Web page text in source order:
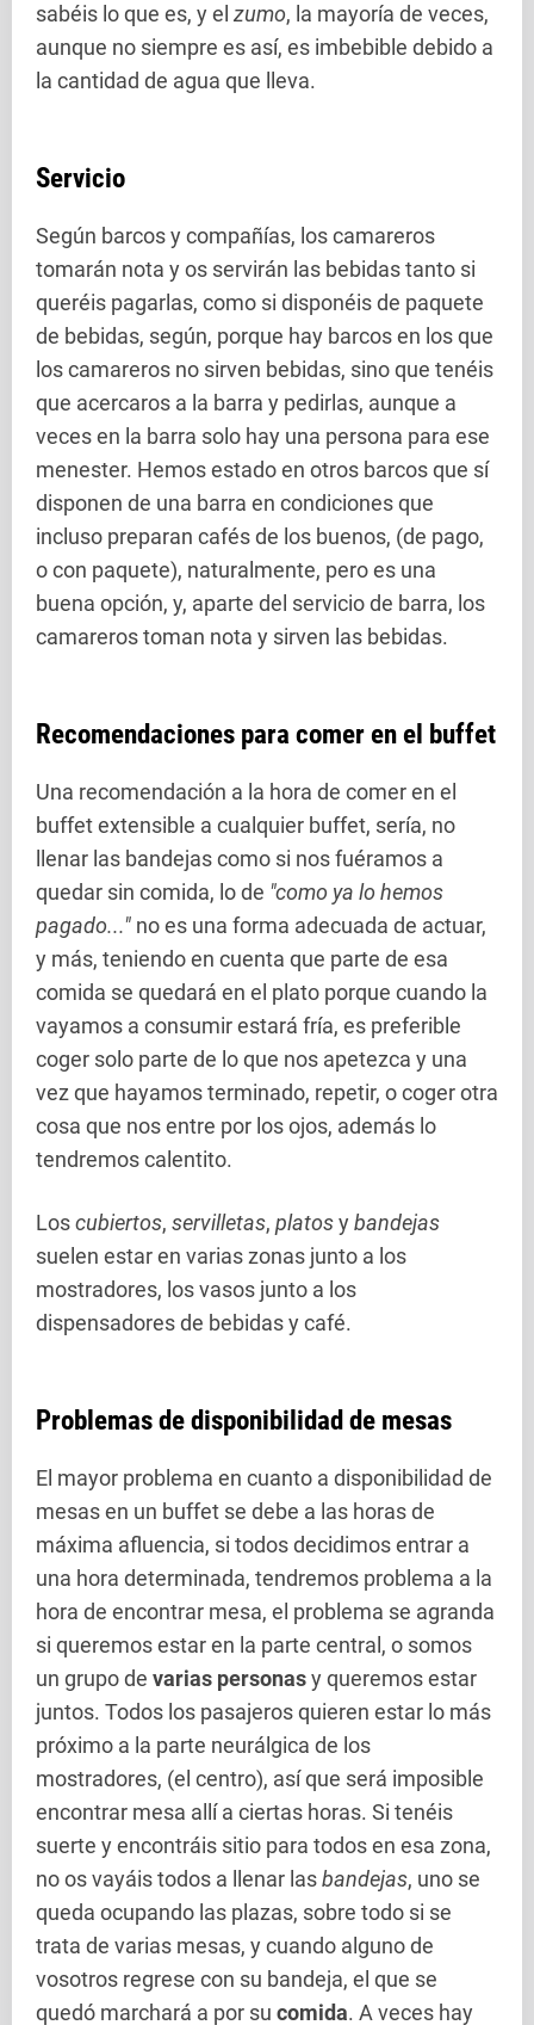
sabéis lo que es, y el zumo, la mayoría de veces,
aunque no siempre es así, es imbebible debido a
la cantidad de agua que lleva.
Servicio
Según barcos y compañías, los camareros
tomarán nota y os servirán las bebidas tanto si
queréis pagarlas, como si disponéis de paquete
de bebidas, según, porque hay barcos en los que
los camareros no sirven bebidas, sino que tenéis
que acercaros a la barra y pedirlas, aunque a
veces en la barra solo hay una persona para ese
menester. Hemos estado en otros barcos que sí
disponen de una barra en condiciones que
incluso preparan cafés de los buenos, (de pago,
o con paquete), naturalmente, pero es una
buena opción, y, aparte del servicio de barra, los
camareros toman nota y sirven las bebidas.
Recomendaciones para comer en el buffet
Una recomendación a la hora de comer en el
buffet extensible a cualquier buffet, sería, no
llenar las bandejas como si nos fuéramos a
quedar sin comida, lo de "como ya lo hemos
pagado..." no es una forma adecuada de actuar,
y más, teniendo en cuenta que parte de esa
comida se quedará en el plato porque cuando la
vayamos a consumir estará fría, es preferible
coger solo parte de lo que nos apetezca y una
vez que hayamos terminado, repetir, o coger otra
cosa que nos entre por los ojos, además lo
tendremos calentito.
Loscubiertos, servilletas, platosybandejas
suelen estar en varias zonas junto a los
mostradores, los vasos junto a los
dispensadores de bebidas y café.
Problemas de disponibilidad de mesas
El mayor problema en cuanto a disponibilidad de
mesas en un buffet se debe a las horas de
máxima afluencia, si todos decidimos entrar a
una hora determinada, tendremos problema a la
hora de encontrar mesa, el problema se agranda
si queremos estar en la parte central, o somos
un grupo de varias personasy queremos estar
juntos. Todos los pasajeros quieren estar lo más
próximo a la parte neurálgica de los
mostradores, (el centro), así que será imposible
encontrar mesa allí a ciertas horas. Si tenéis
suerte y encontráis sitio para todos en esa zona,
no os vayáis todos a llenar lasbandejas, uno se
queda ocupando las plazas, sobre todo si se
trata de varias mesas, y cuando alguno de
vosotros regrese con su bandeja, el que se
quedó marchará a por su comida. A veces hay